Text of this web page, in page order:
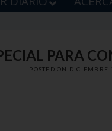
PARA
POSTED ON DICIEMBRE